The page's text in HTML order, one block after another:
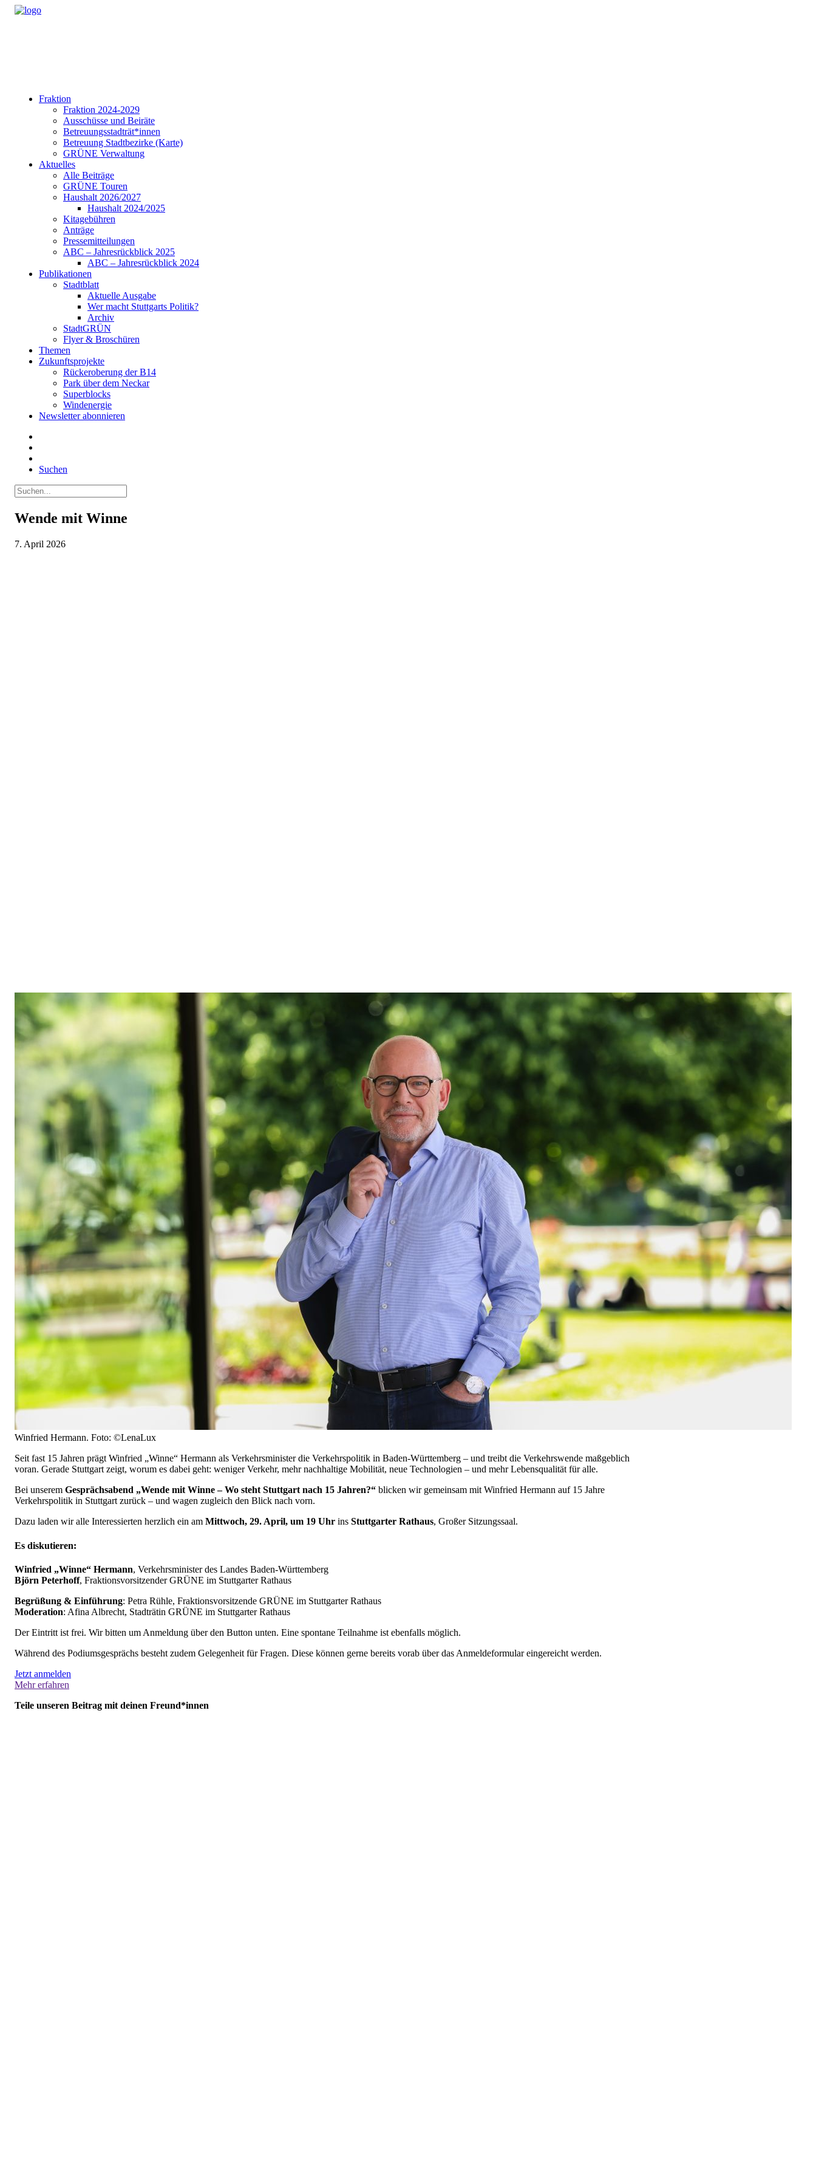
Fraktion
Fraktion 2024-2029
Ausschüsse und Beiräte
Betreuungsstadträt*innen
Betreuung Stadtbezirke (Karte)
GRÜNE Verwaltung
Aktuelles
Alle Beiträge
GRÜNE Touren
Haushalt 2026/2027
Haushalt 2024/2025
Kitagebühren
Anträge
Pressemitteilungen
ABC – Jahresrückblick 2025
ABC – Jahresrückblick 2024
Publikationen
Stadtblatt
Aktuelle Ausgabe
Wer macht Stuttgarts Politik?
Archiv
StadtGRÜN
Flyer & Broschüren
Themen
Zukunftsprojekte
Rückeroberung der B14
Park über dem Neckar
Superblocks
Windenergie
Newsletter abonnieren
Suchen
Wende mit Winne
7. April 2026
Winfried Hermann. Foto: ©LenaLux
Seit fast 15 Jahren prägt Winfried „Winne“ Hermann als Verkehrsminister die Verkehrspolitik in Baden-Württemberg – und treibt die Verkehrswende maßgeblich
voran. Gerade Stuttgart zeigt, worum es dabei geht: weniger Verkehr, mehr nachhaltige Mobilität, neue Technologien – und mehr Lebensqualität für alle.
Bei unserem Gesprächsabend „Wende mit Winne – Wo steht Stuttgart nach 15 Jahren?“ blicken wir gemeinsam mit Winfried Hermann auf 15 Jahre
Verkehrspolitik in Stuttgart zurück – und wagen zugleich den Blick nach vorn.
Dazu laden wir alle Interessierten herzlich ein am Mittwoch, 29. April, um 19 Uhr ins Stuttgarter Rathaus, Großer Sitzungssaal.
Es diskutieren:
Winfried „Winne“ Hermann, Verkehrsminister des Landes Baden-Württemberg
Björn Peterhoff, Fraktionsvorsitzender GRÜNE im Stuttgarter Rathaus
Begrüßung & Einführung: Petra Rühle, Fraktionsvorsitzende GRÜNE im Stuttgarter Rathaus
Moderation: Afina Albrecht, Stadträtin GRÜNE im Stuttgarter Rathaus
Der Eintritt ist frei. Wir bitten um Anmeldung über den Button unten. Eine spontane Teilnahme ist ebenfalls möglich.
Während des Podiumsgesprächs besteht zudem Gelegenheit für Fragen. Diese können gerne bereits vorab über das Anmeldeformular eingereicht werden.
Jetzt anmelden
Mehr erfahren
Teile unseren Beitrag mit deinen Freund*innen